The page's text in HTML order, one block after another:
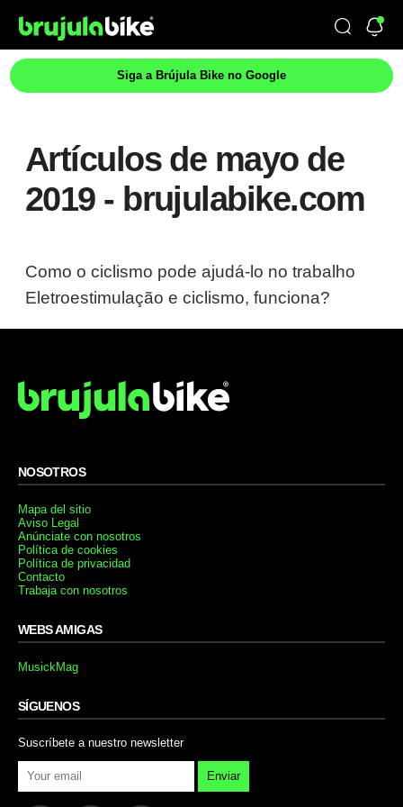
Siga a Brújula Bike no Google
Artículos de mayo de
2019 - brujulabike.com
Como o ciclismo pode ajudá-lo no trabalho
Eletroestimulação e ciclismo, funciona?
NOSOTROS
Mapa del sitio
Aviso Legal
Anúnciate con nosotros
Política de cookies
Política de privacidad
Contacto
Trabaja con nosotros
WEBS AMIGAS
MusickMag
SÍGUENOS
Suscríbete a nuestro newsletter
Enviar